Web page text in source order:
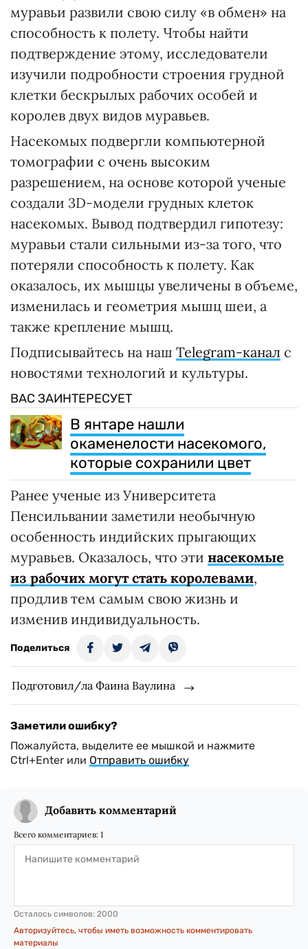
муравьи развили свою силу «в обмен» на
способность к полету. Чтобы найти
подтверждение этому, исследователи
изучили подробности строения грудной
клетки бескрылых рабочих особей и
королев двух видов муравьев.
Насекомых подвергли компьютерной
томографии с очень высоким
разрешением, на основе которой ученые
создали 3D-модели грудных клеток
насекомых. Вывод подтвердил гипотезу:
муравьи стали сильными из-за того, что
потеряли способность к полету. Как
оказалось, их мышцы увеличены в объеме,
изменилась и геометрия мышц шеи, а
также крепление мышц.
Подписывайтесь на наш Telegram-канал с
новостями технологий и культуры.
ВАС ЗАИНТЕРЕСУЕТ
В янтаре нашли
окаменелости насекомого,
которые сохранили цвет
Ранее ученые из Университета
Пенсильвании заметили необычную
особенность индийских прыгающих
муравьев. Оказалось, что эти насекомые
из рабочих могут стать королевами,
продлив тем самым свою жизнь и
изменив индивидуальность.
Поделиться
Подготовил/ла Фаина Ваулина
Заметили ошибку?
Пожалуйста, выделите ее мышкой и нажмите
Ctrl+Enter или Отправить ошибку
Добавить комментарий
Всего комментариев: 1
Осталось символов: 2000
Авторизуйтесь, чтобы иметь возможность комментировать
материалы